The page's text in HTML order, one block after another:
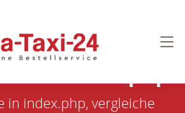
in index.php, vergleiche